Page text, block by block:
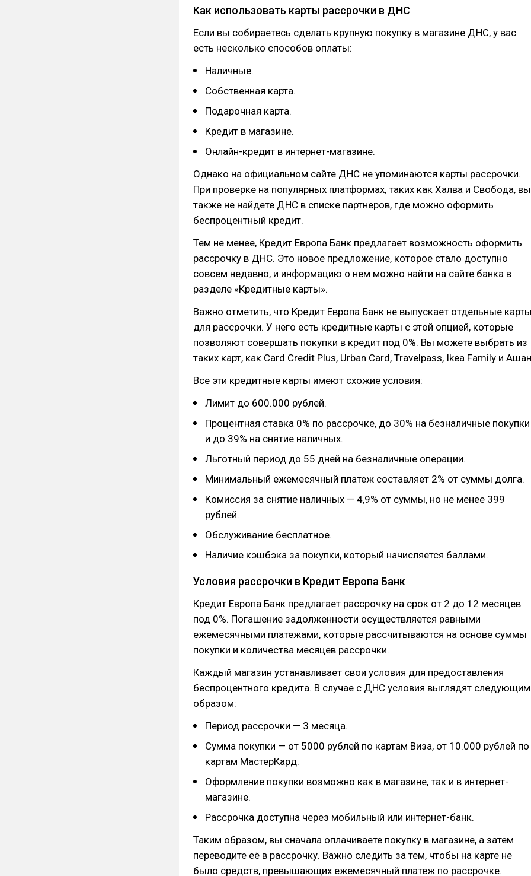
Как использовать карты рассрочки в ДНС
Если вы собираетесь сделать крупную покупку в магазине ДНС, у вас
есть несколько способов оплаты:
Наличные.
Собственная карта.
Подарочная карта.
Кредит в магазине.
Онлайн-кредит в интернет-магазине.
Однако на официальном сайте ДНС не упоминаются карты рассрочки.
При проверке на популярных платформах, таких как Халва и Свобода, вы
также не найдете ДНС в списке партнеров, где можно оформить
беспроцентный кредит.
Тем не менее, Кредит Европа Банк предлагает возможность оформить
рассрочку в ДНС. Это новое предложение, которое стало доступно
совсем недавно, и информацию о нем можно найти на сайте банка в
разделе «Кредитные карты».
Важно отметить, что Кредит Европа Банк не выпускает отдельные
для рассрочки. У него есть кредитные карты с этой опцией, которые
позволяют совершать покупки в кредит под 0%. Вы можете выбрать из
таких карт, как Card Credit Plus, Urban Card, Travelpass, Ikea Family и
Все эти кредитные карты имеют схожие условия:
Лимит до 600.000 рублей.
Процентная ставка 0% по рассрочке, до 30% на безналичные покупки
и до 39% на снятие наличных.
Льготный период до 55 дней на безналичные операции.
Минимальный ежемесячный платеж составляет 2% от суммы долга.
Комиссия за снятие наличных — 4,9% от суммы, но не менее 399
рублей.
Обслуживание бесплатное.
Наличие кэшбэка за покупки, который начисляется баллами.
Условия рассрочки в Кредит Европа Банк
Кредит Европа Банк предлагает рассрочку на срок от 2 до 12 месяцев
под 0%. Погашение задолженности осуществляется равными
ежемесячными платежами, которые рассчитываются на основе суммы
покупки и количества месяцев рассрочки.
Каждый магазин устанавливает свои условия для предоставления
беспроцентного кредита. В случае с ДНС условия выглядят следующим
образом:
Период рассрочки — 3 месяца.
Сумма покупки — от 5000 рублей по картам Виза, от 10.000 рублей по
картам МастерКард.
Оформление покупки возможно как в магазине, так и в интернет-
магазине.
Рассрочка доступна через мобильный или интернет-банк.
Таким образом, вы сначала оплачиваете покупку в магазине, а затем
переводите её в рассрочку. Важно следить за тем, чтобы на карте не
было средств, превышающих ежемесячный платеж по рассрочке.